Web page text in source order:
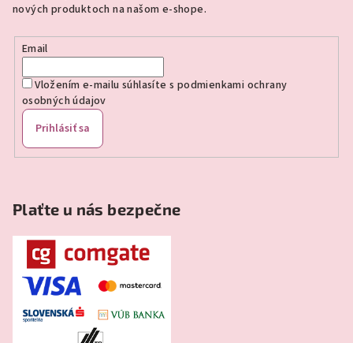
nových produktoch na našom e-shope.
Email
Vložením e-mailu súhlasíte s podmienkami ochrany
osobných údajov
Prihlásiť sa
Plaťte u nás bezpečne